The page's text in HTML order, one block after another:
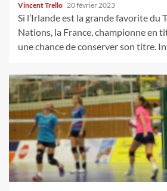
Vincent Trello 20 février 2023
Si l’Irlande est la grande favorite du
Nations, la France, championne en
une chance de conserver son titre.